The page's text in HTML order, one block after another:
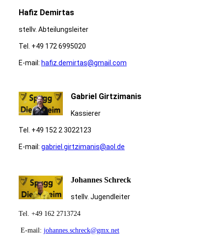
Hafiz Demirtas
stellv. Abteilungsleiter
Tel. +49 172 6995020
E-mail: hafiz.demirtas@gmail.com
Gabriel Girtzimanis
Kassierer
Tel. +49 152 2 3022123
E-mail: gabriel.girtzimanis@aol.de
Johannes Schreck
stellv. Jugendleiter
Tel. +49 162 2713724
E-mail: johannes.schreck@gmx.net